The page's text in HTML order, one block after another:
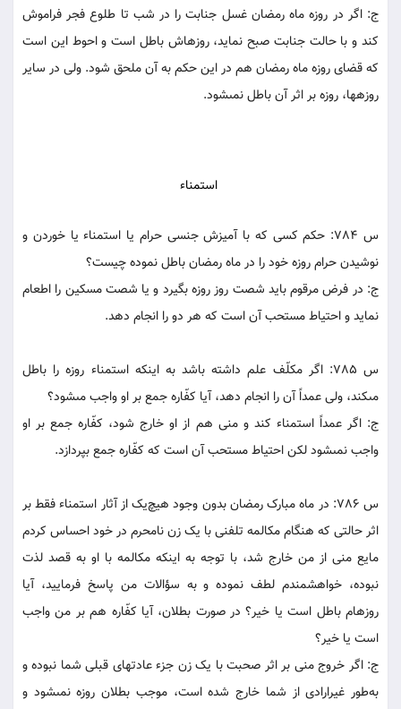
ج: اگر در روزه ماه رمضان غسل جنابت را در شب تا طلوع فجر فراموش
کند و با حالت جنابت صبح نمايد، روزه‏اش باطل است و احوط اين است
که قضاى روزه ماه رمضان هم در اين حکم به آن ملحق شود. ولى در ساير
روزه‏ها، روزه بر اثر آن باطل نمى‏شود.
استمناء
س 784: حکم کسى که با آميزش جنسى حرام يا استمناء يا خوردن و
نوشيدن حرام روزه خود را در ماه رمضان باطل نموده چيست؟
ج: در فرض مرقوم بايد شصت روز روزه بگيرد و يا شصت مسکين را اطعام
نمايد و احتياط مستحب آن است که هر دو را انجام دهد.
س 785: اگر مکلّف علم داشته باشد به اينکه استمناء روزه را باطل
مى‏کند، ولى عمداً آن را انجام دهد، آيا کفّاره جمع بر او واجب مى‏شود؟
ج: اگر عمداً استمناء کند و منى هم از او خارج شود، کفّاره جمع بر او
واجب نمى‏شود لکن احتياط مستحب آن است که کفّاره جمع بپردازد.
س 786: در ماه مبارک رمضان بدون وجود هيچ‌يک از آثار استمناء فقط بر
اثر حالتى که هنگام مکالمه تلفنى با يک زن نامحرم در خود احساس کردم
مايع منى از من خارج شد، با توجه به اينکه مکالمه با او به قصد لذت
نبوده، خواهشمندم لطف نموده و به سؤالات من پاسخ فرماييد، آيا
روزه‏ام باطل است يا خير؟ در صورت بطلان، آيا کفّاره هم بر من واجب
است يا خير؟
ج: اگر خروج منى بر اثر صحبت با يک زن جزء عادت‏هاى قبلى شما نبوده و
به‌طور غيرارادى از شما خارج شده است، موجب بطلان روزه نمى‏شود و